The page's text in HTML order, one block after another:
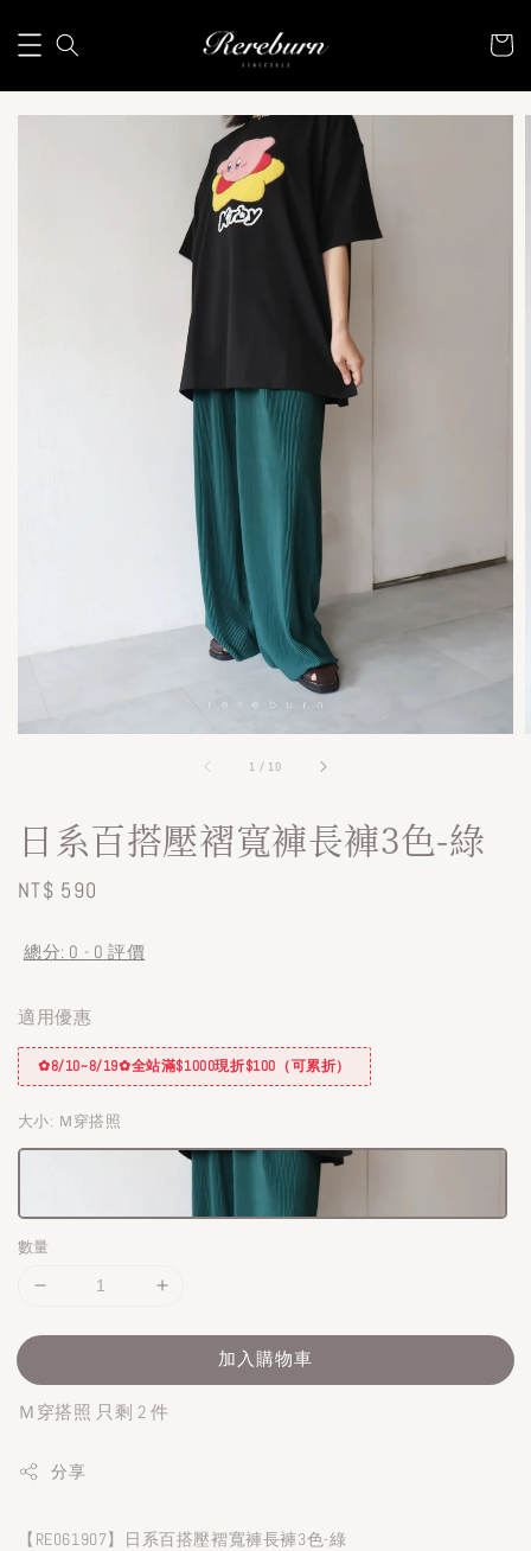
1 / 10
日系百搭壓褶寬褲長褲3色-綠
Regular
NT$ 590
總分: 0 - 0 評價
適用優惠
✿8/10~8/19✿全站滿$1000現折$100（可累折）
大小: Ｍ穿搭照
數量
加入購物車
Ｍ穿搭照 只剩 2 件
分享
【RE061907】日系百搭壓褶寬褲長褲3色-綠